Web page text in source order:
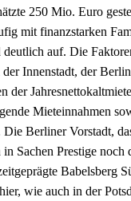
250 Mio. Euro
mit finanzstarken
auf. Die
Innenstadt, der
Mieteinnahmen
Die Berliner Vorstadt,
Sachen Prestige noch
Babelsberg
wie auch in der